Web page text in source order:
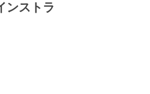
ンストラ